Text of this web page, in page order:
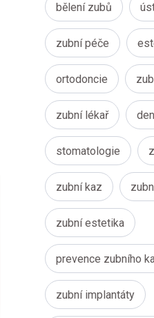
bělení zubů
zubní péče
ortodoncie
zubní lékař
stomatologie
zubní kaz
zubní estetika
prevence zubního
zubní implantáty